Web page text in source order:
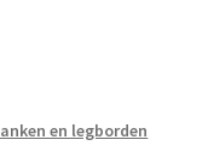
en legborden